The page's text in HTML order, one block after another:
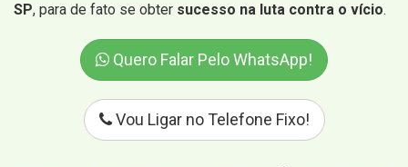
SP, para de fato se obter sucesso na luta contra o vício.
Quero Falar Pelo WhatsApp!
Vou Ligar no Telefone Fixo!